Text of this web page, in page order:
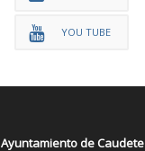
YOU TUBE
Ayuntamiento de Caudete